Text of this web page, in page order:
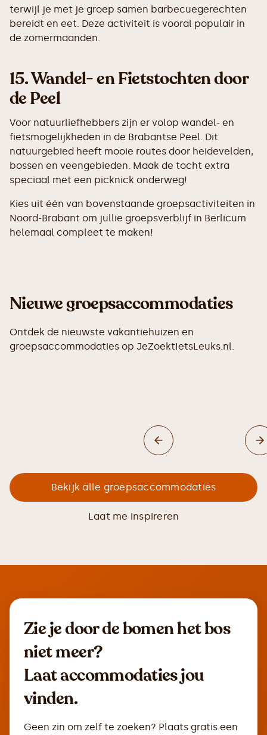
terwijl je met je groep samen barbecuegerechten
bereidt en eet. Deze activiteit is vooral populair in
de zomermaanden.
15.Wandel- en Fietstochten door
de Peel
Voor natuurliefhebbers zijn er volop wandel- en
fietsmogelijkheden in de Brabantse Peel. Dit
natuurgebied heeft mooie routes door heidevelden,
bossen en veengebieden. Maak de tocht extra
speciaal met een picknick onderweg!
Kies uit één van bovenstaande groepsactiviteiten in
Noord-Brabant om jullie groepsverblijf in Berlicum
helemaal compleet te maken!
Nieuwe groepsaccommodaties
Ontdek de nieuwste vakantiehuizen en
groepsaccommodaties op JeZoektIetsLeuks.nl.
Bekijk alle groepsaccommodaties
Laat me inspireren
Zie je door de bomen het bos
niet meer?
Laat accommodaties jou
vinden.
Geen zin om zelf te zoeken? Plaats gratis een